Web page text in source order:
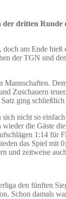
dritten
am Ende
der TGN und
Mannschaften.
Zuschauern
ging
nicht so
die Gäste
1:14
das Spiel mit
und zeitweise
den fünften
Schon damals